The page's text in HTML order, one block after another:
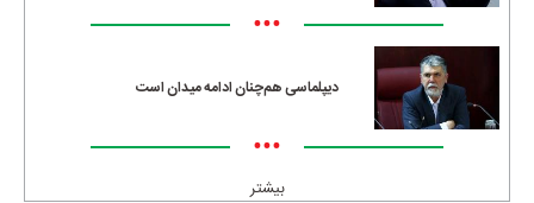
•••
دیپلماسی هم‌چنان ادامه میدان است
•••
بیشتر